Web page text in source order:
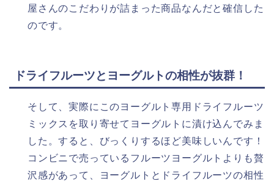
屋さんのこだわりが詰まった商品なんだと確信した
のです。
ドライフルーツとヨーグルトの相性が抜群！
そして、実際にこのヨーグルト専用ドライフルーツ
ミックスを取り寄せてヨーグルトに漬け込んでみま
した。すると、びっくりするほど美味しいんです！
コンビニで売っているフルーツヨーグルトよりも贅
沢感があって、ヨーグルトとドライフルーツの相性